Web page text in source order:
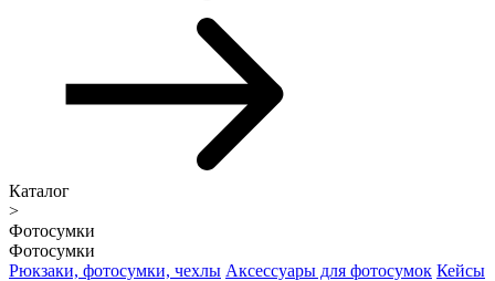
Каталог
>
Фотосумки
Фотосумки
Рюкзаки, фотосумки, чехлы Аксессуары для фотосумок Кейсы